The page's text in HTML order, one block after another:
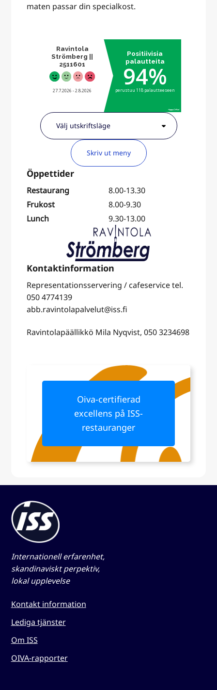
maten passar din specialkost.
Skriv ut meny
Restaurang
8.00-13.30
Frukost
8.00-9.30
Lunch
9.30-13.00
Representationsservering / cafeservice tel.
050 4774139
abb.ravintolapalvelut@iss.fi
Ravintolapäällikkö Mila Nyqvist, 050 3234698
Oiva-certifierad
excellens på ISS-
restauranger
Internationell erfarenhet,
skandinaviskt perpektiv,
lokal upplevelse
Kontakt information
Lediga tjänster
Om ISS
OIVA-rapporter